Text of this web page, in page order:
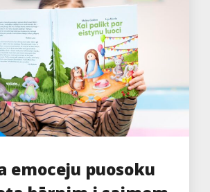
emoceju puosoku